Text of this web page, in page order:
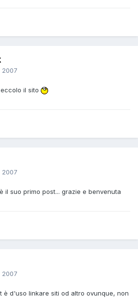
2007
il sito
2007
il suo primo post... grazie e benvenuta
2007
è d'uso linkare siti od altro ovunque, non